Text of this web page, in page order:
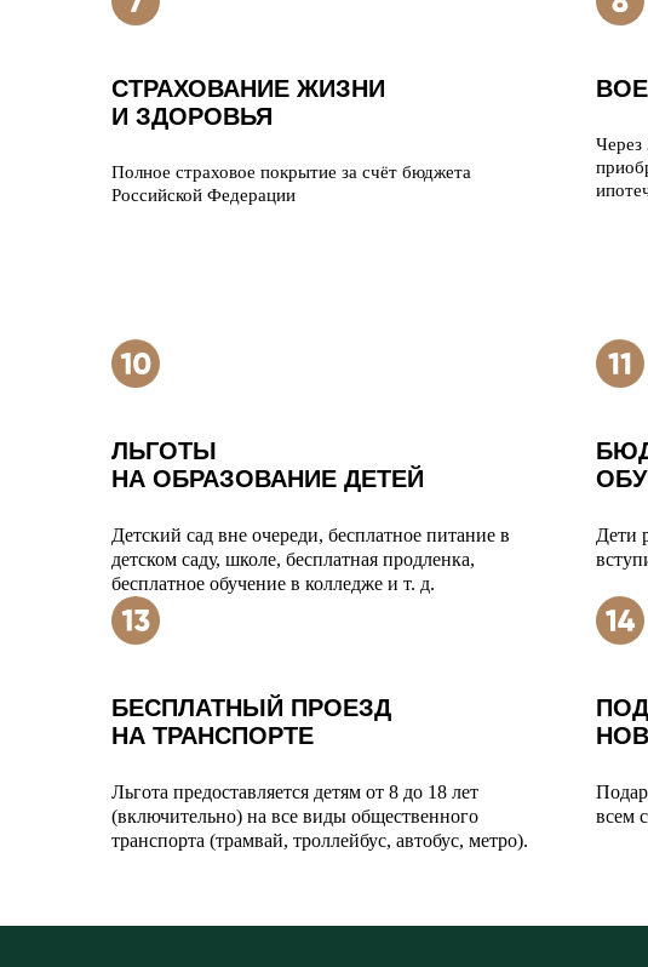
СТРАХОВАНИЕ ЖИЗНИ
И ЗДОРОВЬЯ
Полное страховое покрытие за счёт бюджета
Российской Федерации
Через
ЛЬГОТЫ
НА ОБРАЗОВАНИЕ ДЕТЕЙ
Детский сад вне очереди, бесплатное питание в
детском саду, школе, бесплатная продленка,
бесплатное обучение в колледже и т. д.
Дети
БЕСПЛАТНЫЙ ПРОЕЗД
НА ТРАНСПОРТЕ
Льгота предоставляется детям от 8 до 18 лет
(включительно) на все виды общественного
транспорта (трамвай, троллейбус, автобус, метро).
всем